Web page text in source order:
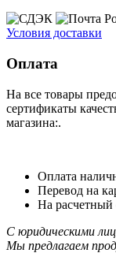
Условия доставки
Оплата
На все товары
сертификаты
магазина:.
Оплата
Перевод на
На расчетный
С юридическими
Мы предлагаем